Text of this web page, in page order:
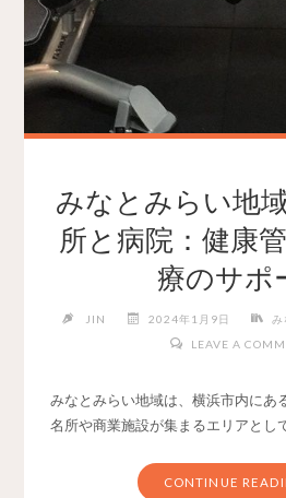
みなとみらい地
所と病院：健康
療のサポ
JIN 2024年1月9日 み
LEAVE A
みなとみらい地域は、横浜市内にあ
名所や商業施設が集まるエリアとし
CONTINUE